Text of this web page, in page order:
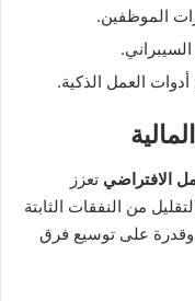
الموظفين.
العمل الذكية.
الافتراضي تعزز
من النفقات الثابتة
وقدرة على توسيع فرق